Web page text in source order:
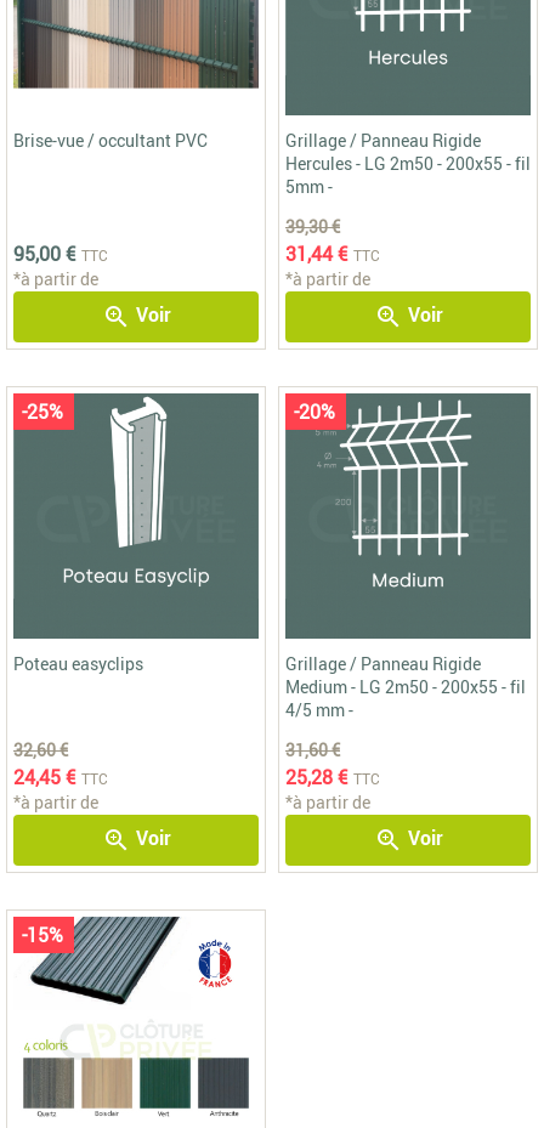
Brise-vue / occultant PVC
95,00 € TTC
*à partir de
zoom_in Voir
Grillage / Panneau Rigide
Hercules - LG 2m50 - 200x55 - fil
5mm -
39,30 €
31,44 € TTC
*à partir de
zoom_in Voir
Poteau easyclips
32,60 €
24,45 € TTC
*à partir de
zoom_in Voir
-25%
Grillage / Panneau Rigide
Medium - LG 2m50 - 200x55 - fil
4/5 mm -
31,60 €
25,28 € TTC
*à partir de
zoom_in Voir
-20%
-15%